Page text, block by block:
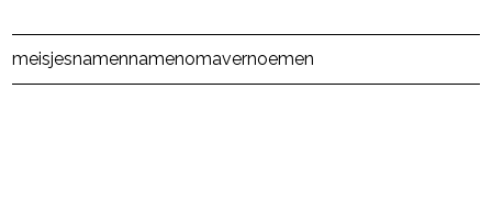
meisjesnamennamenomavernoemen